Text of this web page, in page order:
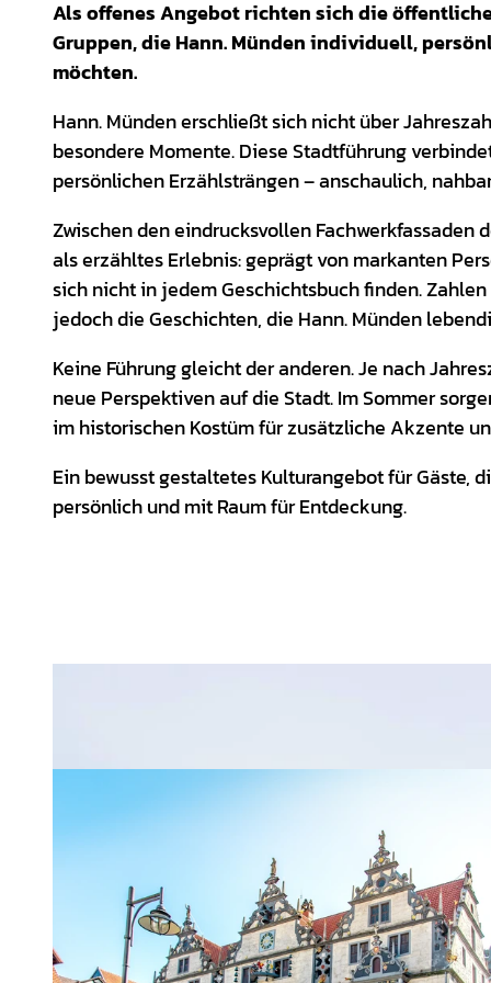
Als offenes Angebot richten sich die
Gruppen, die Hann. Münden individuell,
möchten.
Hann. Münden erschließt sich nicht über
besondere Momente. Diese Stadtführung
persönlichen Erzählsträngen – anschaulich,
Zwischen den eindrucksvollen
als erzähltes Erlebnis: geprägt von markanten
sich nicht in jedem Geschichtsbuch finden.
jedoch die Geschichten, die Hann. Münden
Keine Führung gleicht der anderen. Je nach
neue Perspektiven auf die Stadt. Im Sommer
im historischen Kostüm für zusätzliche Akzente
Ein bewusst gestaltetes Kulturangebot für
persönlich und mit Raum für Entdeckung.